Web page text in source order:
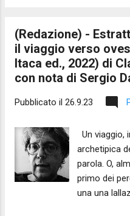
cuori leggeri
di dolcezza
Più Più Più
la dolce
ecco torna
Guardiamo:
l’acque è
Pùm!
Campana
lunga e
(Redazione) -
il viaggio verso
Itaca ed., 2022) di
con nota di Sergio
Pubblicato il 26.9.23
Un viaggio,
archetipica
parola. O,
primo dei
una una